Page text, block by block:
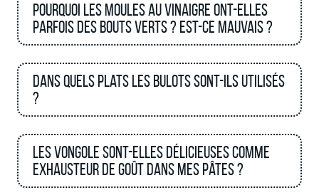
Pourquoi les moules au vinaigre ont-elles
parfois des bouts verts ? Est-ce mauvais ?
Dans quels plats les bulots sont-ils utilisés
?
Les vongole sont-elles délicieuses comme
exhausteur de goût dans mes pâtes ?